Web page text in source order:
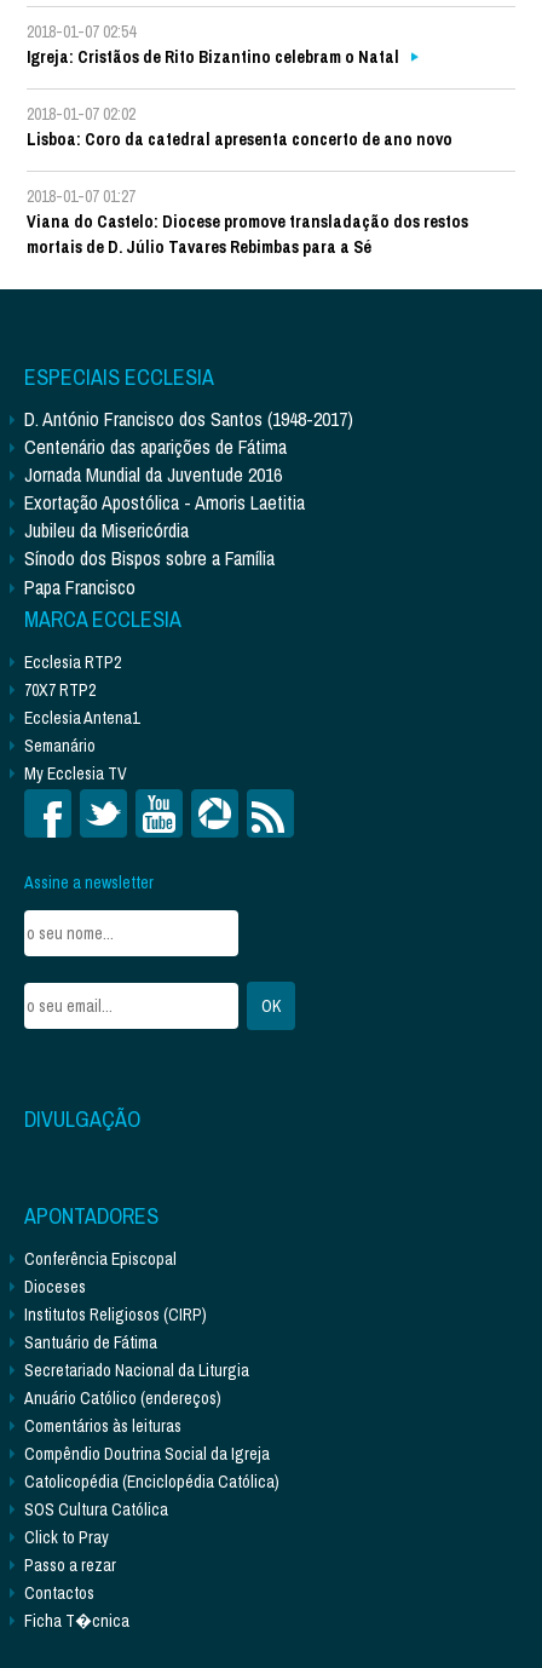
2018-01-07 02:54
Igreja: Cristãos de Rito Bizantino celebram o Natal
2018-01-07 02:02
Lisboa: Coro da catedral apresenta concerto de ano novo
2018-01-07 01:27
Viana do Castelo: Diocese promove transladação dos restos
mortais de D. Júlio Tavares Rebimbas para a Sé
ESPECIAIS ECCLESIA
D. António Francisco dos Santos (1948-2017)
Centenário das aparições de Fátima
Jornada Mundial da Juventude 2016
Exortação Apostólica - Amoris Laetitia
Jubileu da Misericórdia
Sínodo dos Bispos sobre a Família
Papa Francisco
MARCA ECCLESIA
Ecclesia RTP2
70X7 RTP2
Ecclesia Antena1
Semanário
My Ecclesia TV
Assine a newsletter
DIVULGAÇÃO
APONTADORES
Conferência Episcopal
Dioceses
Institutos Religiosos (CIRP)
Santuário de Fátima
Secretariado Nacional da Liturgia
Anuário Católico (endereços)
Comentários às leituras
Compêndio Doutrina Social da Igreja
Catolicopédia (Enciclopédia Católica)
SOS Cultura Católica
Click to Pray
Passo a rezar
Contactos
Ficha T�cnica